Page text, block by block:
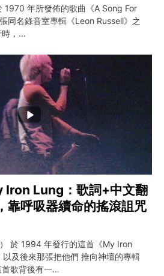
1970 年所發佈的歌曲《A Song For
同名錄音室專輯《Leon Russell》之
時，…
Lung：歌詞+中文翻
靠呼吸器續命的搖滾詛咒
於 1994 年發行的這首《My Iron
及後來那張把他們 推向神壇的專輯
首歌背後有一…